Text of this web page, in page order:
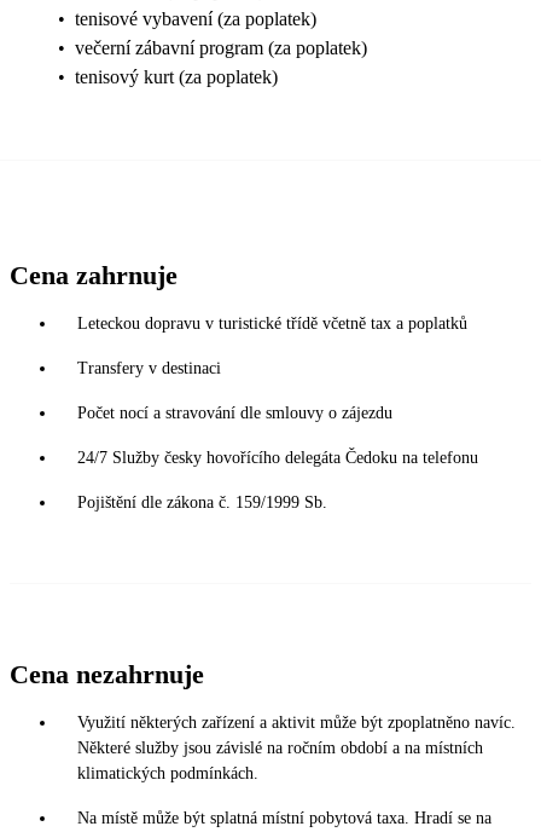
• tenisové vybavení (za poplatek)
• večerní zábavní program (za poplatek)
• tenisový kurt (za poplatek)
Cena zahrnuje
Leteckou dopravu v turistické třídě včetně tax a poplatků
Transfery v destinaci
Počet nocí a stravování dle smlouvy o zájezdu
24/7 Služby česky hovořícího delegáta Čedoku na telefonu
Pojištění dle zákona č. 159/1999 Sb.
Cena nezahrnuje
Využití některých zařízení a aktivit může být zpoplatněno navíc.
Některé služby jsou závislé na ročním období a na místních
klimatických podmínkách.
Na místě může být splatná místní pobytová taxa. Hradí se na